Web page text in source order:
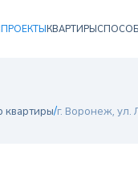
ПРОЕКТЫКВАРТИРЫ
квартиры/г. Воронеж, ул.